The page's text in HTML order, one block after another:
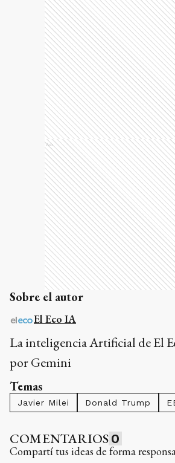
Ads
Sobre el autor
El Eco IA
La inteligencia Artificial de El
por Gemini
Temas
Javier Milei Donald Trump
COMENTARIOS 0
Compartí tus ideas de forma